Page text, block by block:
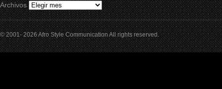
Archivos
© 2001- 2026 Afro Style Communication All rights reserved.